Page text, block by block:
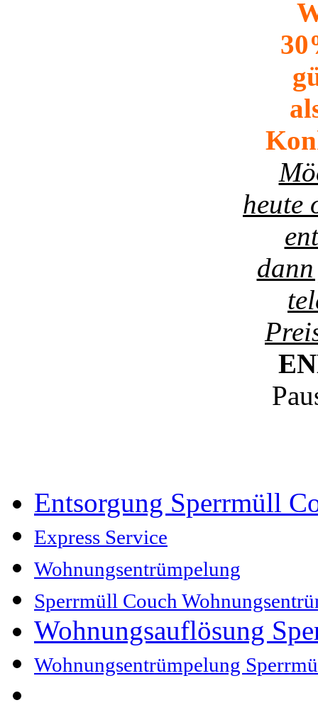
heute
Entsorgung Sperrmüll
Express Service
Wohnungsentrümpelung
Sperrmüll Couch
Wohnungsauflösung
Wohnungsentrümpelung